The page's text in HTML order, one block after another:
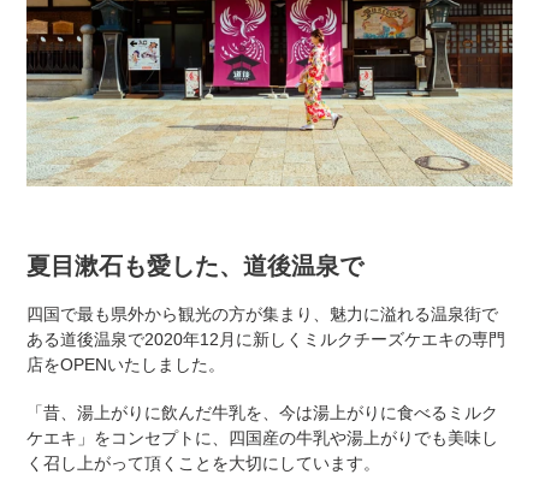
夏目漱石も愛した、道後温泉で
四国で最も県外から観光の方が集まり、魅力に溢れる温泉街で
ある道後温泉で2020年12月に新しくミルクチーズケエキの専門
店をOPENいたしました。
「昔、湯上がりに飲んだ牛乳を、今は湯上がりに食べるミルク
ケエキ」をコンセプトに、四国産の牛乳や湯上がりでも美味し
く召し上がって頂くことを大切にしています。